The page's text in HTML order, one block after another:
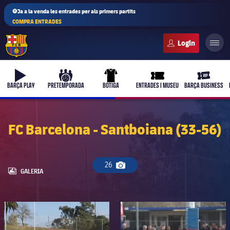
⚽Ja a la venda les entrades per als primers partits
COMPRA ENTRADES
b-play
BARÇA PLAY
culers-ball
PRETEMPORADA
uniform
BOTIGA
ticket-full
ENTRADES I MUSEU
ticket-
BARÇA BUSINESS
FC Barcelona - Santboiana (33-56)
26
Icona de càmera
LABEL.ARIA.GALLERY
GALERIA
FC Barcelona club badge FC Barcelona club badge